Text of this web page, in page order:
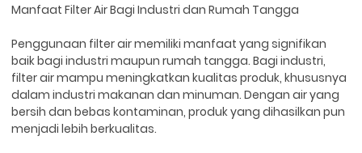
Manfaat Filter Air Bagi Industri dan Rumah Tangga
Penggunaan filter air memiliki manfaat yang signifikan
baik bagi industri maupun rumah tangga. Bagi industri,
filter air mampu meningkatkan kualitas produk, khususnya
dalam industri makanan dan minuman. Dengan air yang
bersih dan bebas kontaminan, produk yang dihasilkan pun
menjadi lebih berkualitas.